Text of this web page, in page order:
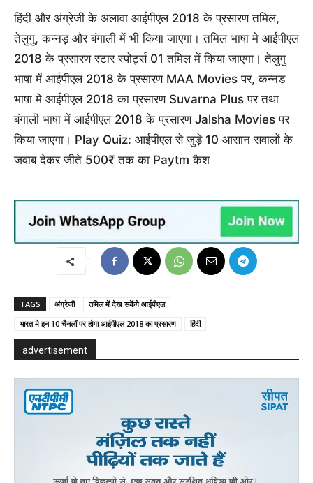
हिंदी और अंग्रेजी के अलावा आईपीएल 2018 के प्रसारण तमिल,
तेलुगु, कन्नड़ और बंगाली में भी किया जाएगा। तमिल भाषा मे आईपीएल
2018 के प्रसारण स्टार स्पोर्ट्स 01 तमिल में किया जाएगा। तेलुगु
भाषा में आईपीएल 2018 के प्रसारण MAA Movies पर, कन्नड़
भाषा मे आईपीएल 2018 का प्रसारण Suvarna Plus पर तथा
बंगाली भाषा में आईपीएल 2018 के प्रसारण Jalsha Movies पर
किया जाएगा। Play Quiz: आईपीएल से जुड़े 10 आसान सवालों के
जवाब देकर जीते 500₹ तक का Paytm कैश
TAGS अंग्रेजी
तमिल में देख सकेंगे आईपीएल
भारत मे इन 10 चैनलों पर होगा आईपीएल 2018 का प्रसारण
हिंदी
advertisement